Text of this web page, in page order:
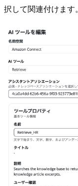
択して関連付けます。